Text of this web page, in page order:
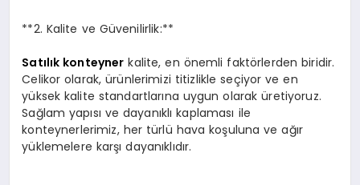
**2. Kalite ve Güvenilirlik:**
Satılık konteyner kalite, en önemli faktörlerden biridir.
Celikor olarak, ürünlerimizi titizlikle seçiyor ve en
yüksek kalite standartlarına uygun olarak üretiyoruz.
Sağlam yapısı ve dayanıklı kaplaması ile
konteynerlerimiz, her türlü hava koşuluna ve ağır
yüklemelere karşı dayanıklıdır.